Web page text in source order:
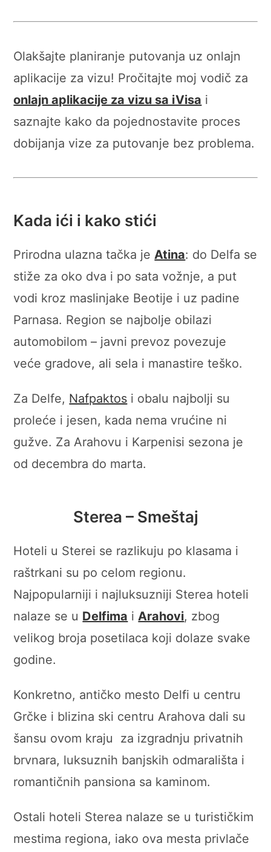
Olakšajte planiranje putovanja uz onlajn
aplikacije za vizu! Pročitajte moj vodič za
onlajn aplikacije za vizu sa iVisa i
saznajte kako da pojednostavite proces
dobijanja vize za putovanje bez problema.
Kada ići i kako stići
Prirodna ulazna tačka jeAtina: do Delfa se
stiže za oko dva i po sata vožnje, a put
vodi kroz maslinjake Beotije i uz padine
Parnasa. Region se najbolje obilazi
automobilom – javni prevoz povezuje
veće gradove, ali sela i manastire teško.
Za Delfe, Nafpaktos i obalu najbolji su
proleće i jesen, kada nema vrućine ni
gužve. Za Arahovu i Karpenisi sezona je
od decembra do marta.
Sterea – Smeštaj
Hoteli u Sterei se razlikuju po klasama i
raštrkani su po celom regionu.
Najpopularniji i najluksuzniji Sterea hoteli
nalaze se u Delfima iArahovi, zbog
velikog broja posetilaca koji dolaze svake
godine.
Konkretno, antičko mesto Delfi u centru
Grčke i blizina ski centru Arahova dali su
šansu ovom kraju za izgradnju privatnih
brvnara, luksuznih banjskih odmarališta i
romantičnih pansiona sa kaminom.
Ostali hoteli Sterea nalaze se u turističkim
mestima regiona, iako ova mesta privlače